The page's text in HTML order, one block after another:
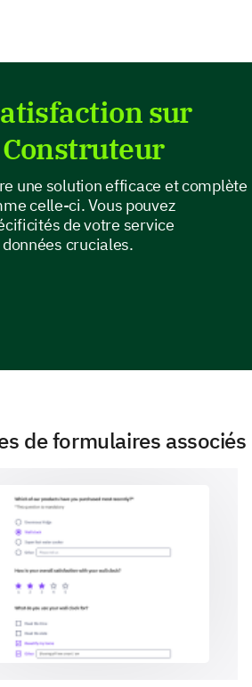
your satisfaction level with the
5 - Extremely Satisfied):
1
of predictions
of Services
Highly Dissatisfied
Satisfied
Highly Satisfied
2
you aren't satisfied with anything
for us to improve.
sur
une solution efficace et complète
celle-ci. Vous pouvez
de votre service
cruciales.
de formulaires associés